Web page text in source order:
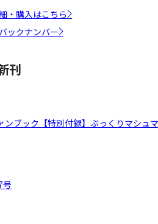
・購入はこちら
バックナンバー
刊
ンブック【特別付録】ぷっくりマシュマ
号